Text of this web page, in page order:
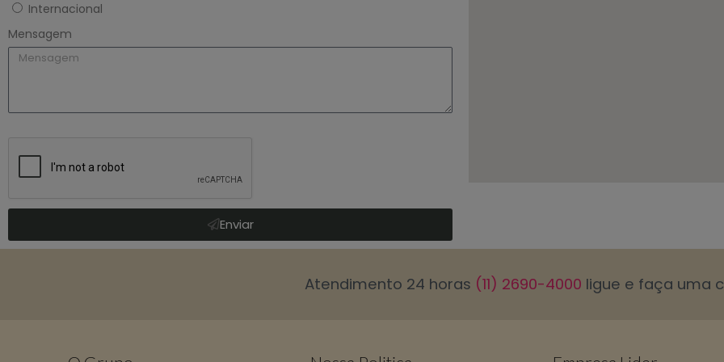
Internacional
Mensagem
Enviar
Atendimento 24 horas (11) 2690-4000 ligue e faça uma